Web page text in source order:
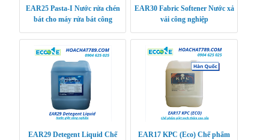
EAR25 Pasta-I Nước rửa chén
bát cho máy rửa bát công
EAR30 Fabric Softener Nước xả
vải công nghiệp
EAR29 Detegent Liquid Chế
EAR17 KPC (Eco) Chế phẩm